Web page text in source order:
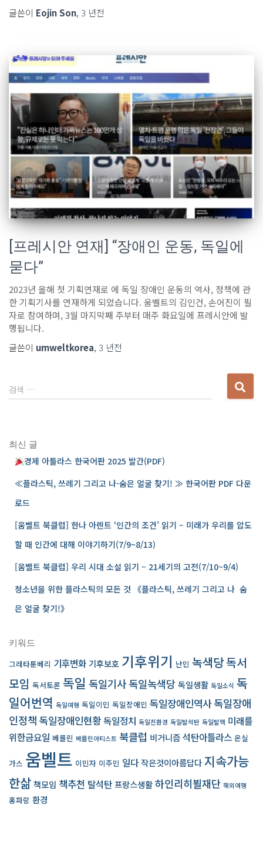
글쓴이 Eojin Son, 3 년전
[프레시안 연재] “장애인 운동, 독일에
묻다”
2023년 올해 첫 기획연재로 에 독일 장애인 운동의 역사, 정책에 관
한 기획기사를 연재하게 되었습니다. 움벨트의 김인건, 손어진이 필
자로 참여하며, 3월 마지막째 주부터 매주 화요일에 프레시안에 발
행됩니다.
글쓴이 umweltkorea, 3 년전
다
음
검색 …
최신 글
경제 아틀라스 한국어판 2025 발간(PDF)
≪플라스틱, 쓰레기 그리고 나-숨은 얼굴 찾기! ≫ 한국어판 PDF 다운
로드
[움벨트 북클럽] 한나 아렌트 ‘인간의 조건’ 읽기 – 미래가 우리를 압도
할 때 인간에 대해 이야기하기(7/9~8/13)
[움벨트 북클럽] 우리 시대 소설 읽기 – 21세기의 고전(7/10~9/4)
청소년을 위한 플라스틱의 모든 것 《플라스틱, 쓰레기 그리고 나 ­ 숨
은 얼굴 찾기!》
키워드
그레타툰베리 기후변화 기후보호 기후위기 난민 녹색당독서
모임 독서토론 독일 독일기사독일녹색당 독일생활 독일소식 독
일어번역 독일여행 독일이민 독일장애인 독일장애인역사독일장애
인정책 독일장애인현황독일정치 독일친환경 독일탈석탄 독일탈핵 미래를
위한금요일 베를린 베를린아티스트 북클럽 비거니즘석탄아틀라스 온실
가스 움벨트 이민자 이주민 일다작은것이아름답다지속가능
한삶책모임 책추천 탈석탄 프랑스생활하인리히뵐재단 해외여행
홍파랑 환경